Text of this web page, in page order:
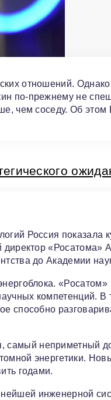
отношений. Однако
по-прежнему не
чем соседу. Об этом
Россия показала
директор «Росатома»
до Академии
«Росатом»
компетенций. В
способно
самый неприметный
энергетики.
годами.
инженерной